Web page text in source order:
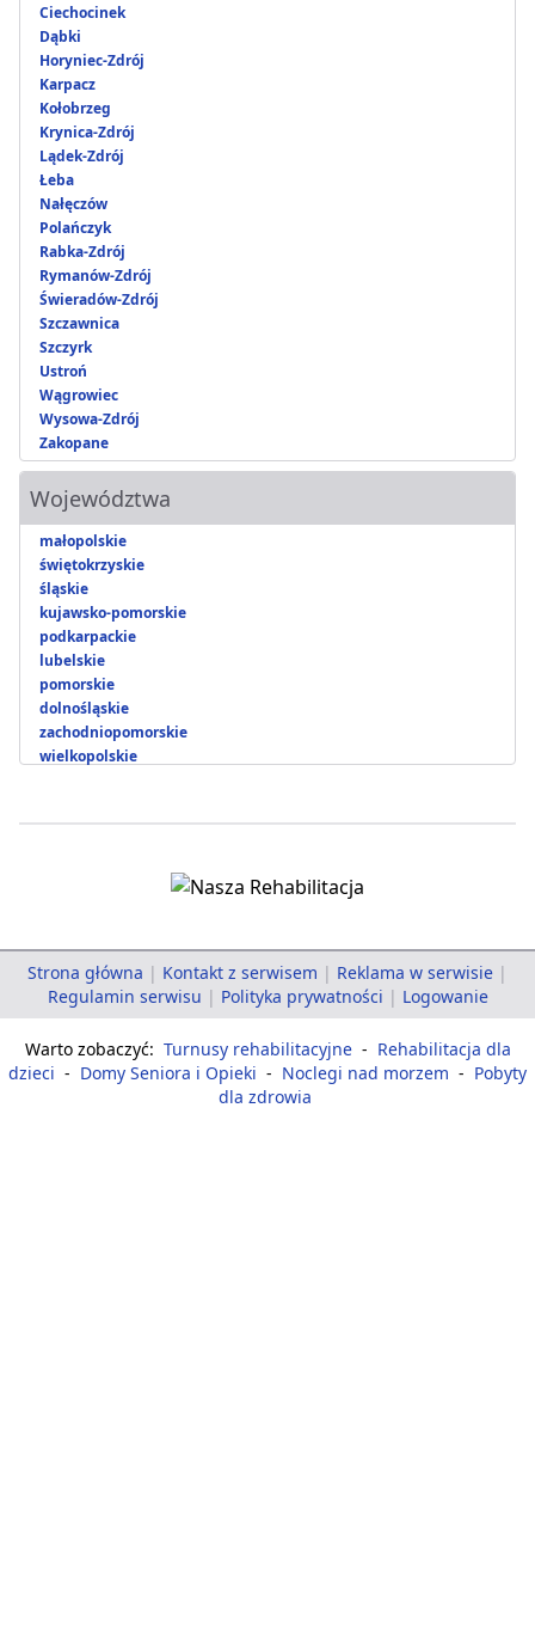
Ciechocinek
Dąbki
Horyniec-Zdrój
Karpacz
Kołobrzeg
Krynica-Zdrój
Lądek-Zdrój
Łeba
Nałęczów
Polańczyk
Rabka-Zdrój
Rymanów-Zdrój
Świeradów-Zdrój
Szczawnica
Szczyrk
Ustroń
Wągrowiec
Wysowa-Zdrój
Zakopane
Województwa
małopolskie
świętokrzyskie
śląskie
kujawsko-pomorskie
podkarpackie
lubelskie
pomorskie
dolnośląskie
zachodniopomorskie
wielkopolskie
Strona główna | Kontakt z serwisem | Reklama w serwisie |
Regulamin serwisu | Polityka prywatności | Logowanie
Warto zobaczyć: Turnusy rehabilitacyjne - Rehabilitacja dla
dzieci - Domy Seniora i Opieki - Noclegi nad morzem - Pobyty
dla zdrowia